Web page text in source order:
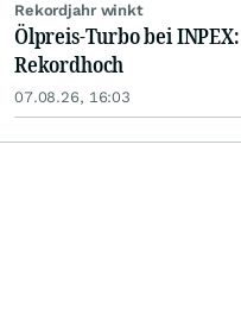
Rekordjahr winkt
Ölpreis-Turbo bei
Rekordhoch
07.08.26, 16:03